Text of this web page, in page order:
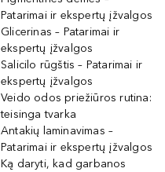
Patarimai ir ekspertų įžvalgos
Glicerinas – Patarimai ir
ekspertų įžvalgos
Salicilo rūgštis – Patarimai ir
ekspertų įžvalgos
Veido odos priežiūros rutina:
teisinga tvarka
Antakių laminavimas –
Patarimai ir ekspertų įžvalgos
Ką daryti, kad garbanos